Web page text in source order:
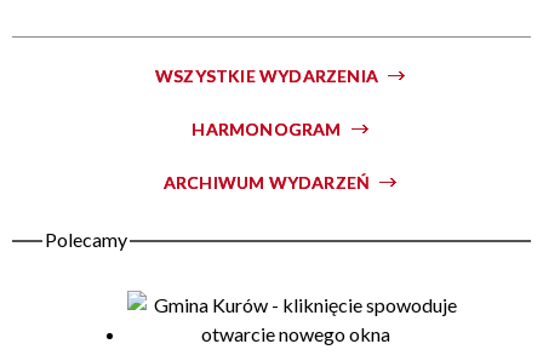
Miejsce
WSZYSTKIE WYDARZENIA
HARMONOGRAM
ARCHIWUM WYDARZEŃ